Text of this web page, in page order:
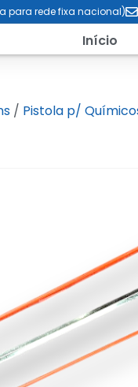
para rede fixa nacional)
Início
/ Pistola p/